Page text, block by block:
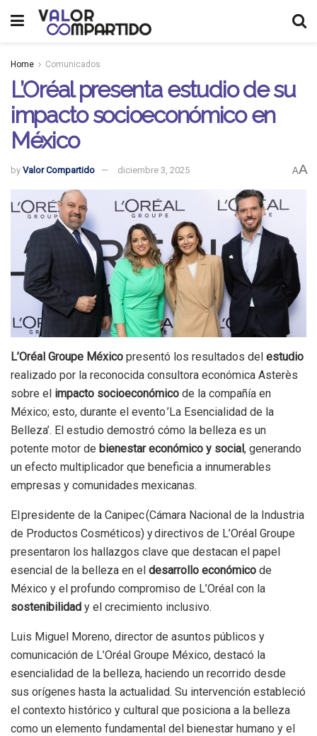
Home Comunicados
L’Oréal presenta estudio de su
impacto socioeconómico en
México
by Valor Compartido diciembre 3, 2025 AA
L’Oréal Groupe México presentó los resultados del estudio
realizado por la reconocida consultora económica Asterès
sobre el impacto socioeconómico de la compañía en
México; esto, durante el evento ’La Esencialidad de la
Belleza’. El estudio demostró cómo la belleza es un
potente motor de bienestar económico y social, generando
un efecto multiplicador que beneficia a innumerables
empresas y comunidades mexicanas.
El presidente de la Canipec (Cámara Nacional de la Industria
de Productos Cosméticos) y directivos de L’Oréal Groupe
presentaron los hallazgos clave que destacan el papel
esencial de la belleza en el desarrollo económico de
México y el profundo compromiso de L’Oréal con la
sostenibilidad y el crecimiento inclusivo.
Luis Miguel Moreno, director de asuntos públicos y
comunicación de L’Oréal Groupe México, destacó la
esencialidad de la belleza, haciendo un recorrido desde
sus orígenes hasta la actualidad. Su intervención estableció
el contexto histórico y cultural que posiciona a la belleza
como un elemento fundamental del bienestar humano y el